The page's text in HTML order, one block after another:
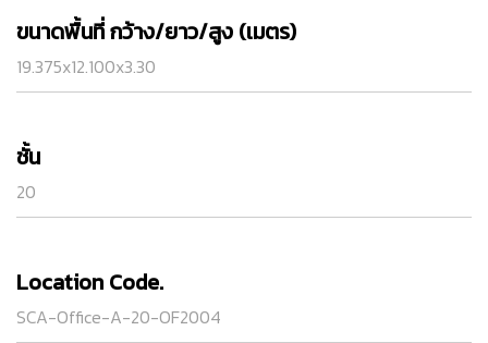
ขนาดพื้นที่ กว้าง/ยาว/สูง (เมตร)
19.375x12.100x3.30
ชั้น
20
Location Code.
SCA-Office-A-20-OF2004